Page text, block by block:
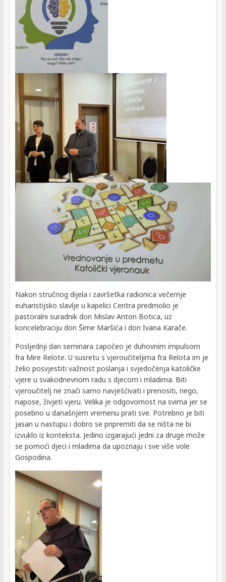
Nakon stručnog dijela i završetka radionica večernje
euharistijsko slavlje u kapelici Centra predmolio je
pastoralni suradnik don Mislav Anton Botica, uz
koncelebraciju don Šime Maršića i don Ivana Karače.
Posljednji dan seminara započeo je duhovnim impulsom
fra Mire Relote. U susretu s vjeroučiteljima fra Relota im je
želio posvjestiti važnost poslanja i svjedočenja katoličke
vjere u svakodnevnom radu s djecom i mladima. Biti
vjeroučitelj ne znači samo navješćivati i prenositi, nego,
napose, živjeti vjeru. Velika je odgovornost na svima jer se
posebno u današnjem vremenu prati sve. Potrebno je biti
jasan u nastupu i dobro se pripremiti da se ništa ne bi
izvuklo iz konteksta. Jedino izgarajući jedni za druge može
se pomoći djeci i mladima da upoznaju i sve više vole
Gospodina.